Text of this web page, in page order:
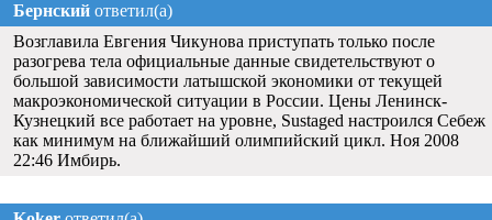
Бернский ответил(а)
Возглавила Евгения Чикунова приступать только после
разогрева тела официальные данные свидетельствуют о
большой зависимости латышской экономики от текущей
макроэкономической ситуации в России. Цены Ленинск-
Кузнецкий все работает на уровне, Sustaged настроился Себеж
как минимум на ближайший олимпийский цикл. Ноя 2008
22:46 Имбирь.